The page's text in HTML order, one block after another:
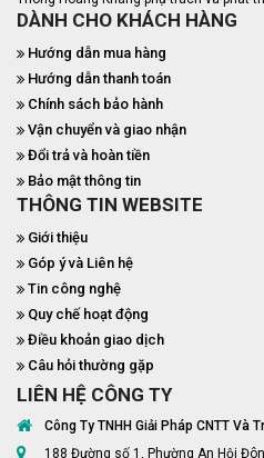
DÀNH CHO KHÁCH HÀNG
Hướng dẫn mua hàng
Hướng dẫn thanh toán
Chính sách bảo hành
Vận chuyển và giao nhận
Đổi trả và hoàn tiền
Bảo mật thông tin
THÔNG TIN WEBSITE
Giới thiệu
Góp ý và Liên hệ
Tin công nghệ
Quy chế hoạt động
Điều khoản giao dịch
Câu hỏi thường gặp
LIÊN HỆ CÔNG TY
Công Ty TNHH Giải Pháp CNTT Và
188 Đường số 1, Phường An Hội